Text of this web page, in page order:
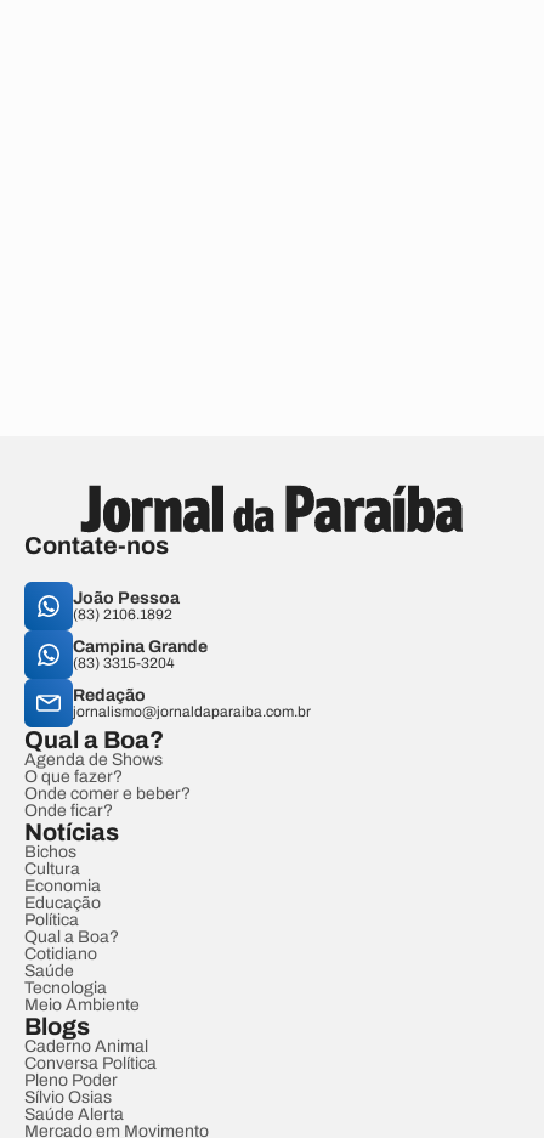
Contate-nos
João Pessoa
(83) 2106.1892
Campina Grande
(83) 3315-3204
Redação
jornalismo@jornaldaparaiba.com.br
Qual a Boa?
Agenda de Shows
O que fazer?
Onde comer e beber?
Onde ficar?
Notícias
Bichos
Cultura
Economia
Educação
Política
Qual a Boa?
Cotidiano
Saúde
Tecnologia
Meio Ambiente
Blogs
Caderno Animal
Conversa Política
Pleno Poder
Sílvio Osias
Saúde Alerta
Mercado em Movimento